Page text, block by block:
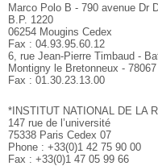
Marco Polo B - 790 avenue Dr
B.P. 1220
06254 Mougins Cedex
Fax : 04.93.95.60.12
6, rue Jean-Pierre Timbaud -
Montigny le Bretonneux -
Fax : 01.30.23.13.00
*INSTITUT NATIONAL DE LA
147 rue de l’université
75338 Paris Cedex 07
Phone : +33(0)1 42 75 90 00
Fax : +33(0)1 47 05 99 66